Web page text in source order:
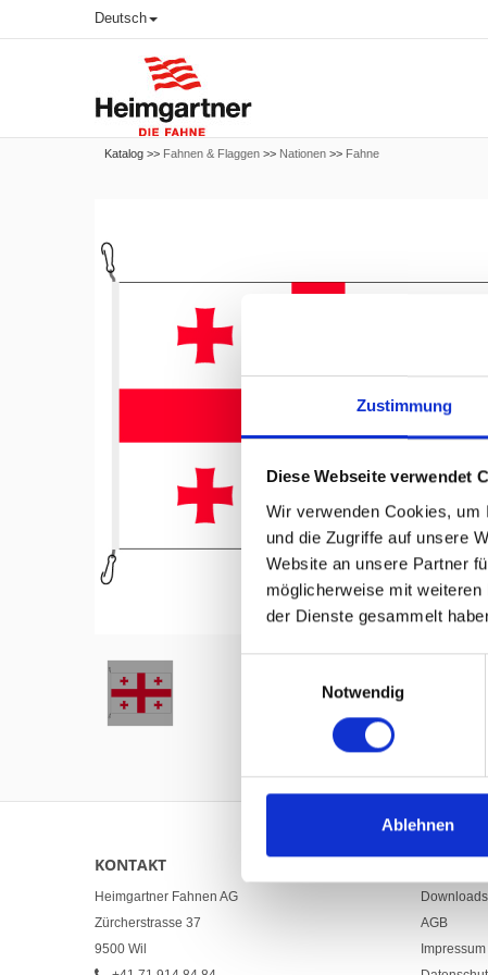
Zustimmung
Diese Webseite verwendet
Wir verwenden Cookies, um
und die Zugriffe auf unsere
Website an unsere Partner
möglicherweise mit
der Dienste gesammelt
Notwendig
Ablehnen
Deutsch
Katalog >> Fahnen & Flaggen >> Nationen >> Fahne
Hover to zoom
KONTAKT
Heimgartner Fahnen AG
Zürcherstrasse 37
9500 Wil
LINKS
Downloads
AGB
Impressum